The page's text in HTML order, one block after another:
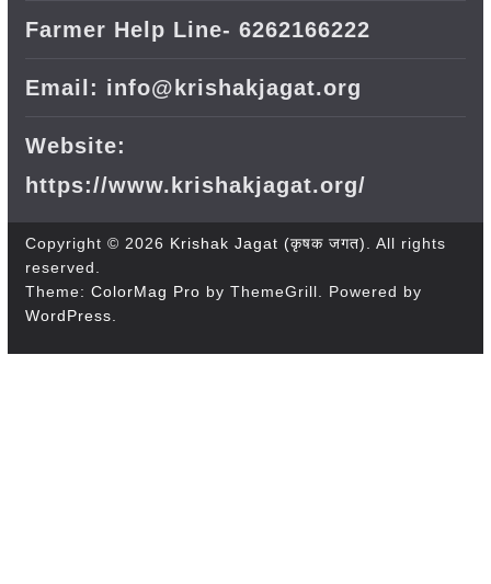
Farmer Help Line- 6262166222
Email: info@krishakjagat.org
Website:
https://www.krishakjagat.org/
Copyright © 2026 Krishak Jagat (कृषक जगत)
. All rights
reserved.
Theme: ColorMag Pro by ThemeGrill. Powered by
WordPress